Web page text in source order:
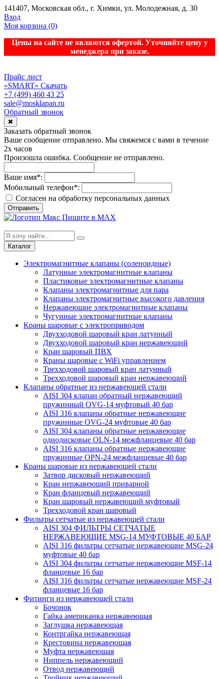
141407, Московская обл., г. Химки, ул. Молодежная, д. 30
Вход
Моя корзина (0)
Цены на сайте не являются офертой. Уточняйте цену у
менеджера при заказе.
Прайс лист
«SMART» Скачать
+7 (499) 460 43 25
sale@mosklapan.ru
Обратный звонок
✖
Заказать обратный звонок
Ваше сообщение отправлено. Мы свяжемся с вами в течение
2х часов
Произошла ошибка. Сообщение не отправлено.
Ваше имя*:
Мобильный телефон*:
Согласен на обработку персональныx данных
Отправить
Пишите в MAX
Каталог
Электромагнитные клапаны (соленоидные)
Латунные электромагнитные клапаны
Пластиковые электромагнитные клапаны
Клапаны электромагнитные для пара
Клапаны электромагнитные высокого давления
Нержавеющие электромагнитные клапаны
Чугунные электромагнитные клапаны
Краны шаровые с электроприводом
Двухходовой шаровый кран латунный
Двухходовой шаровый кран нержавеющий
Кран шаровый ПВХ
Краны шаровые с WiFi управлением
Трехходовой шаровый кран латунный
Трехходовой шаровый кран нержавеющий
Клапаны обратные из нержавеющей стали
AISI 304 клапан обратный нержавеющий
пружинный OVG-14 муфтовый 40 бар
AISI 316 клапаны обратные нержавеющие
пружинные OVG-24 муфтовые 40 бар
AISI 304 клапаны обратные нержавеющие
однодисковые OLN-14 межфланцевые 40 бар
AISI 316 клапаны обратные нержавеющие
пружинные OPN-24 межфланцевые 40 бар
Краны шаровые из нержавеющей стали
Затвор дисковый нержавеющий
Кран нержавеющий приварной
Кран фланцевый нержавеющий
Кран шаровый нержавеющий муфтовый
Трехходовой кран шаровый
Фильтры сетчатые из нержавеющей стали
AISI 304 ФИЛЬТРЫ СЕТЧАТЫЕ
НЕРЖАВЕЮЩИЕ MSG-14 МУФТОВЫЕ 40 БАР
AISI 316 фильтры сетчатые нержавеющие MSG-24
муфтовые 40 бар
AISI 304 фильтры сетчатые нержавеющие MSF-14
фланцевые 16 бар
AISI 316 фильтры сетчатые нержавеющие MSF-24
фланцевые 16 бар
Фитинги из нержавеющей стали
Бочонок
Гайка американка нержавеющая
Заглушка нержавеющая
Контргайка нержавеющая
Крестовина нержавеющая
Муфта нержавеющая
Ниппель нержавеющий
Отвод нержавеющий